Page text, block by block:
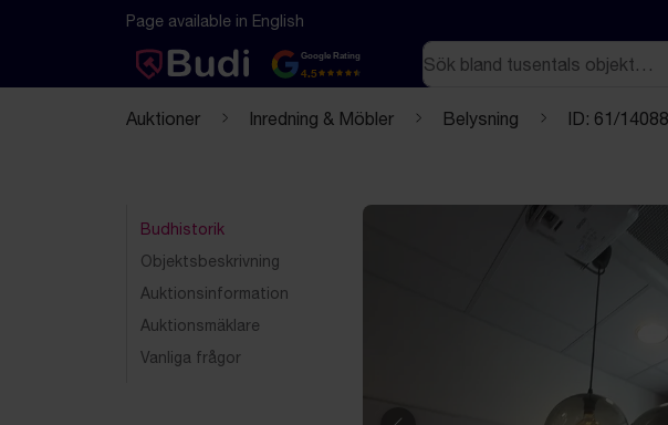
Hoppa till innehåll
Textbaserad (markdown) version av denna sida
Page available in English
Google Rating
4.5
Sök
Auktioner Inredning & Möbler Belysning ID: 61/
Budhistorik
Objektsbeskrivning
Auktionsinformation
Auktionsmäklare
Vanliga frågor